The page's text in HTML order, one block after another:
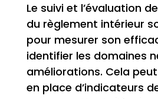
Le suivi et l’évaluation
du règlement intérieur
pour mesurer son
identifier les domaines
améliorations. Cela
en place d’indicateurs